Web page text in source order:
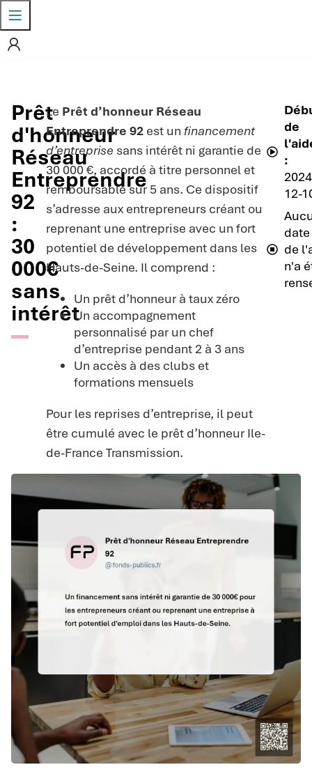
Prêt
d'honneur
Réseau
Entreprendre
92
:
30
000€
sans
intérêt
Le Prêt d’honneur Réseau
Entreprendre 92 est unfinancement
d’entreprise sans intérêt ni garantie de
30 000 €, accordé à titre personnel et
remboursable sur 5 ans. Ce dispositif
s’adresse aux entrepreneurs créant ou
reprenant une entreprise avec un fort
potentiel de développement dans les
Hauts-de-Seine. Il comprend :
Un prêt d’honneur à taux zéro
Un accompagnement
personnalisé par un chef
d’entreprise pendant 2 à 3 ans
Un accès à des clubs et
formations mensuels
Pour les reprises d’entreprise, il peut
être cumulé avec le prêt d’honneur Ile-
de-France Transmission.
de
:
12-
de
n'a